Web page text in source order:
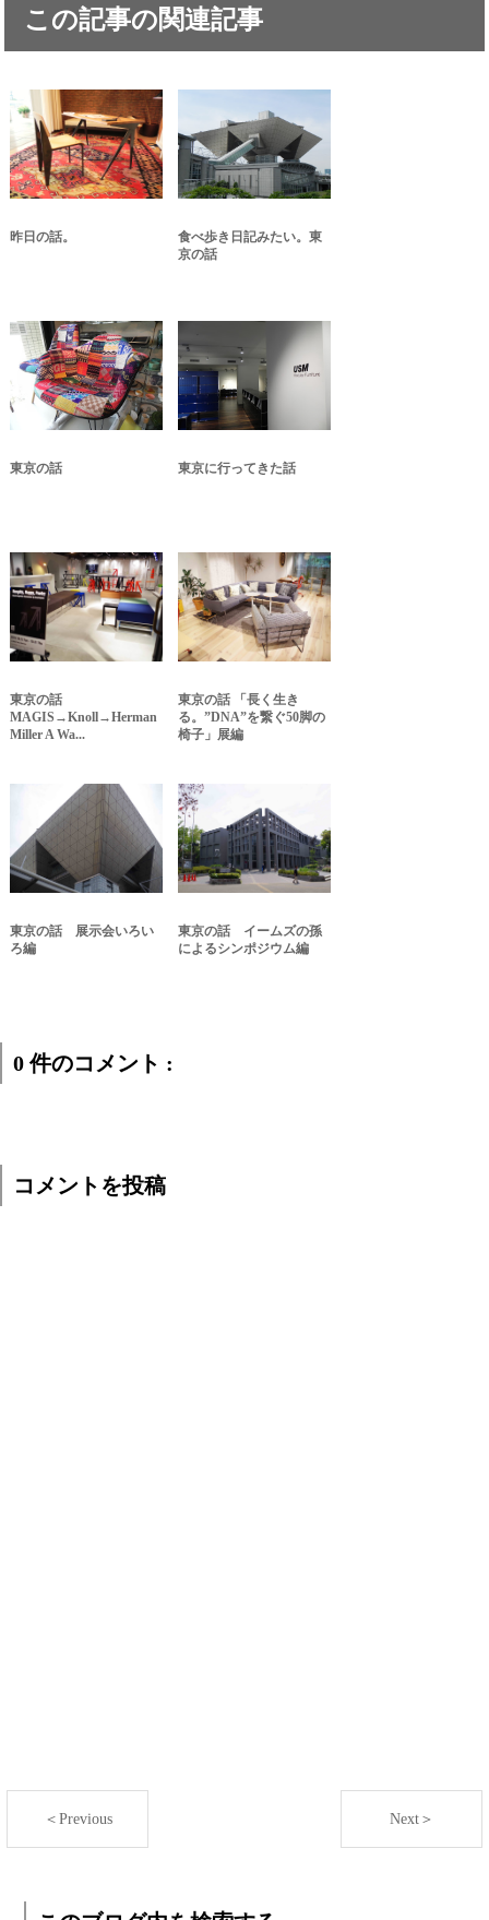
この記事の関連記事
昨日の話。
食べ歩き日記みたい。東
京の話
東京の話 東京に行ってきた話
東京の話
MAGIS→Knoll→Herman
Miller A Wa...
東京の話 「長く生き
る。”DNA”を繋ぐ50脚の
椅子」展編
東京の話 展示会いろい
ろ編
東京の話 イームズの孫
によるシンポジウム編
0 件のコメント :
コメントを投稿
＜Previous Next＞